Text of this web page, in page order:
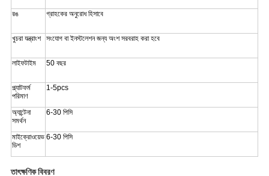
রঙ গ্রাহকের অনুরোধ হিসাবে
খুচরা যন্ত্রাংশ সংযোগ বা ইনস্টলেশন জন্য অংশ সরবরাহ করা হবে
লাইফটাইম 50 বছর
প্ল্যাটফর্ম
পরিমাণ
1-5pcs
অ্যান্টেনা
সমর্থন
6-30 পিসি
মাইক্রোওয়েভ
ডিশ
6-30 পিসি
তাৎক্ষণিক বিবরণ